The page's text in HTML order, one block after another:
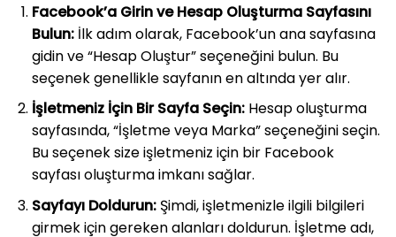
Facebook’a Girin ve Hesap Oluşturma Sayfasını
Bulun:İlk adım olarak, Facebook’un ana sayfasına
gidin ve “Hesap Oluştur” seçeneğini bulun. Bu
seçenek genellikle sayfanın en altında yer alır.
İşletmeniz İçin Bir Sayfa Seçin:Hesap oluşturma
sayfasında, “İşletme veya Marka” seçeneğini seçin.
Bu seçenek size işletmeniz için bir Facebook
sayfası oluşturma imkanı sağlar.
Sayfayı Doldurun:Şimdi, işletmenizle ilgili bilgileri
girmek için gereken alanları doldurun. İşletme adı,